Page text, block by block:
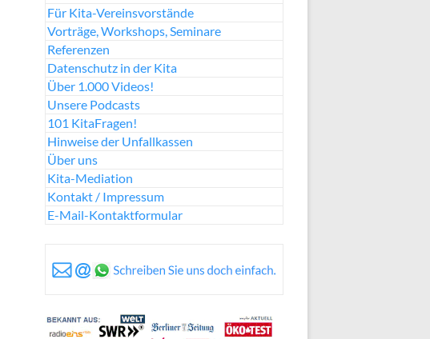
Für Kita-Vereinsvorstände
Vorträge, Workshops, Seminare
Referenzen
Datenschutz in der Kita
Über 1.000 Videos!
Unsere Podcasts
101 KitaFragen!
Hinweise der Unfallkassen
Über uns
Kita-Mediation
Kontakt / Impressum
E-Mail-Kontaktformular